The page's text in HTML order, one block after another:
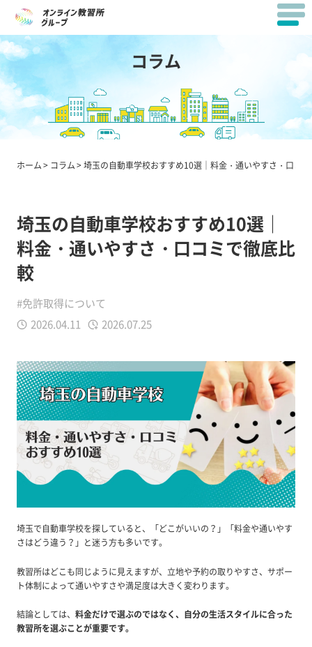
コラム
ホーム コラム 埼玉の自動車学校おすすめ10選｜料金・通いやすさ・口コ
埼玉の自動車学校おすすめ10選｜
料金・通いやすさ・口コミで徹底比
較
#免許取得について
2026.04.11
2026.07.25
埼玉で自動車学校を探していると、「どこがいいの？」「料金や通いやす
さはどう違う？」と迷う方も多いです。
教習所はどこも同じように見えますが、立地や予約の取りやすさ、サポー
ト体制によって通いやすさや満足度は大きく変わります。
結論としては、 料金だけで選ぶのではなく、自分の生活スタイルに合った
教習所を選ぶことが重要です。